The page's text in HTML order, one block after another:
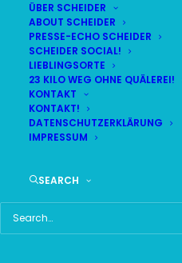
ÜBER SCHEIDER
ABOUT SCHEIDER
PRESSE-ECHO SCHEIDER
SCHEIDER SOCIAL!
LIEBLINGSORTE
23 KILO WEG OHNE QUÄLEREI!
KONTAKT
KONTAKT!
DATENSCHUTZERKLÄRUNG
IMPRESSUM
SEARCH